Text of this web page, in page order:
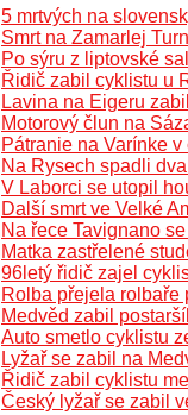
5 mrtvých na
Smrt na Zamarlej
Po sýru z liptovské
Řidič zabil cyklistu u
Lavina na Eigeru
Motorový člun na
Pátranie na Varínke
Na Rysech spadli
V Laborci se utopil
Další smrt ve Velké
Na řece Tavignano
Matka zastřelené
96letý řidič zajel
Rolba přejela rolbaře
Medvěd zabil
Auto smetlo cyklistu
Lyžař se zabil na
Řidič zabil cyklistu
Český lyžař se zabil